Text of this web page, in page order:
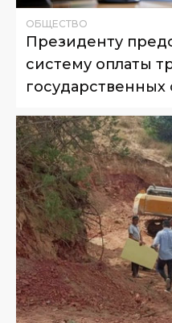
ОБЩЕСТВО
Президенту
систему оплаты